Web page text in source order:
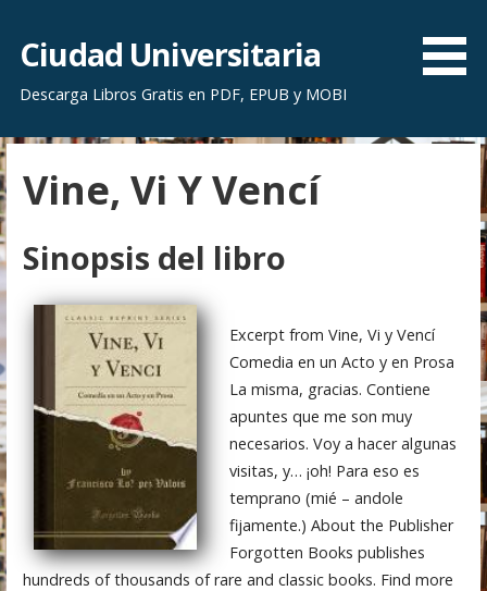
r
a
l
c
o
n
e
n
i
d
o
Ciudad Universitaria
Descarga Libros Gratis en PDF, EPUB y MOBI
Vine, Vi Y Vencí
Sinopsis del libro
Excerpt from Vine, Vi y Vencí
Comedia en un Acto y en Prosa
La misma, gracias. Contiene
apuntes que me son muy
necesarios. Voy a hacer algunas
visitas, y… ¡oh! Para eso es
temprano (mié – andole
fijamente.) About the Publisher
Forgotten Books publishes
hundreds of thousands of rare and classic books. Find more